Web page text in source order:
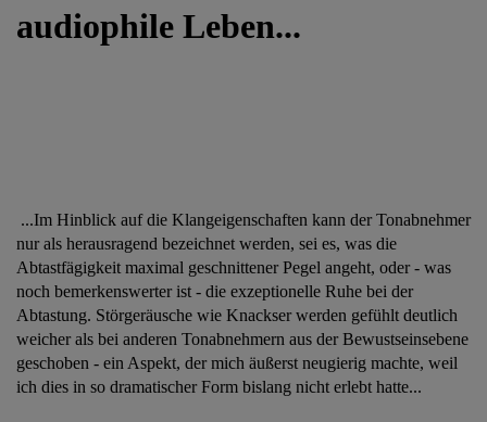
audiophile Leben...
...Im Hinblick auf die Klangeigenschaften kann der Tonabnehmer
nur als herausragend bezeichnet werden, sei es, was die
Abtastfägigkeit maximal geschnittener Pegel angeht, oder - was
noch bemerkenswerter ist - die exzeptionelle Ruhe bei der
Abtastung. Störgeräusche wie Knackser werden gefühlt deutlich
weicher als bei anderen Tonabnehmern aus der Bewustseinsebene
geschoben - ein Aspekt, der mich äußerst neugierig machte, weil
ich dies in so dramatischer Form bislang nicht erlebt hatte...